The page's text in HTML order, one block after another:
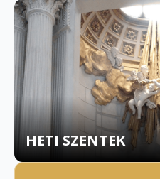
HETI SZENTEK